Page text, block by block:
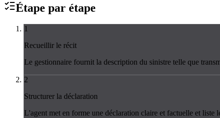
Étape par étape
1
Recueillir le récit
Le gestionnaire fournit la description du sinistre telle que
2
Structurer la déclaration
L'agent met en forme une déclaration claire et factuelle et liste